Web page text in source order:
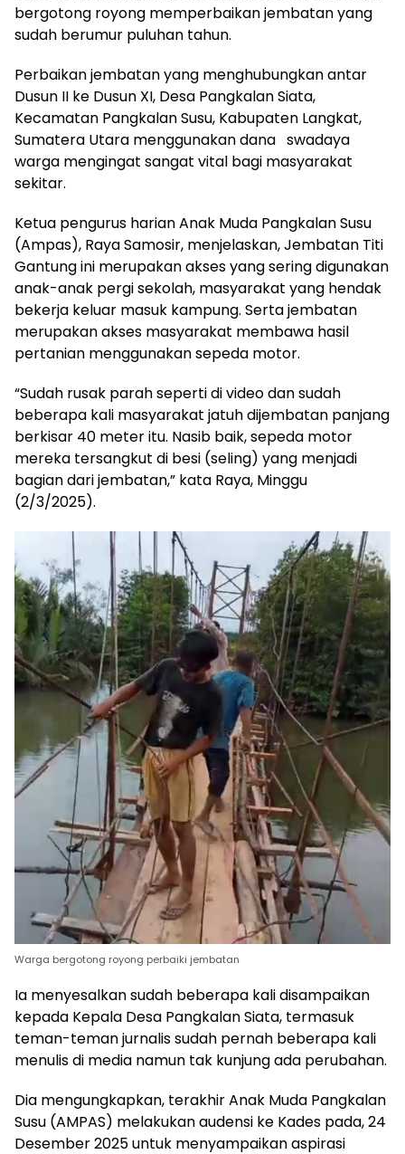
bergotong royong memperbaikan jembatan yang
sudah berumur puluhan tahun.
Perbaikan jembatan yang menghubungkan antar
Dusun II ke Dusun XI, Desa Pangkalan Siata,
Kecamatan Pangkalan Susu, Kabupaten Langkat,
Sumatera Utara menggunakan dana swadaya
warga mengingat sangat vital bagi masyarakat
sekitar.
Ketua pengurus harian Anak Muda Pangkalan Susu
(Ampas), Raya Samosir, menjelaskan, Jembatan Titi
Gantung ini merupakan akses yang sering digunakan
anak-anak pergi sekolah, masyarakat yang hendak
bekerja keluar masuk kampung. Serta jembatan
merupakan akses masyarakat membawa hasil
pertanian menggunakan sepeda motor.
“Sudah rusak parah seperti di video dan sudah
beberapa kali masyarakat jatuh dijembatan panjang
berkisar 40 meter itu. Nasib baik, sepeda motor
mereka tersangkut di besi (seling) yang menjadi
bagian dari jembatan,” kata Raya, Minggu
(2/3/2025).
Warga bergotong royong perbaiki jembatan
Ia menyesalkan sudah beberapa kali disampaikan
kepada Kepala Desa Pangkalan Siata, termasuk
teman-teman jurnalis sudah pernah beberapa kali
menulis di media namun tak kunjung ada perubahan.
Dia mengungkapkan, terakhir Anak Muda Pangkalan
Susu (AMPAS) melakukan audensi ke Kades pada, 24
Desember 2025 untuk menyampaikan aspirasi